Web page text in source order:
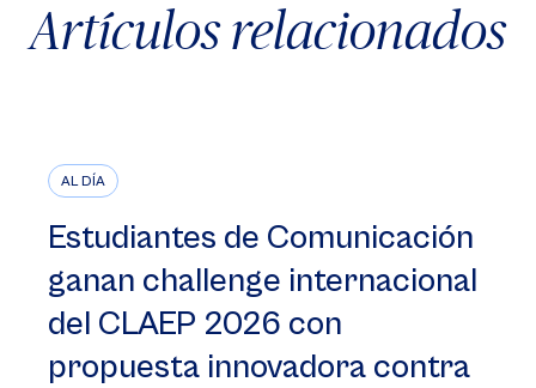
Artículos relacionados
AL DÍA
Estudiantes de Comunicación
ganan challenge internacional
del CLAEP 2026 con
propuesta innovadora contra